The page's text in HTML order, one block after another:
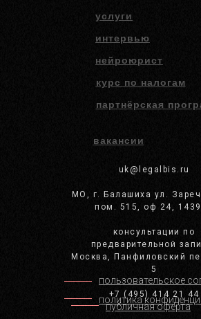
пользовательское
публичная оферта
политика
uk@legalbis.ru
МО, г. Балашиха ул.
пом. 515, оф 24,
консультации по
предварительной
Москва, Панфиловский
5
+7 (495) 414 21 44
услуги
интервью
нейроюрист
курс по налогам
партнёрская
вакансии